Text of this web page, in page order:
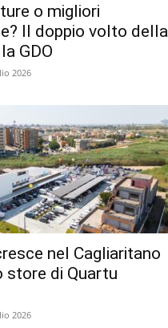
o migliori
Il doppio volto della
GDO
2026
nel Cagliaritano
store di Quartu
2026